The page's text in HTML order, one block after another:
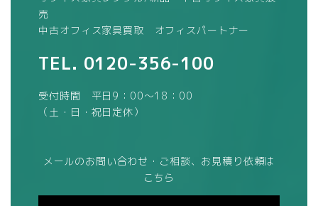
売
中古オフィス家具買取 オフィスパートナー
TEL. 0120-356-100
受付時間 平日9：00～18：00
（土・日・祝日定休）
メールのお問い合わせ・ご相談、お見積り依頼は
こちら